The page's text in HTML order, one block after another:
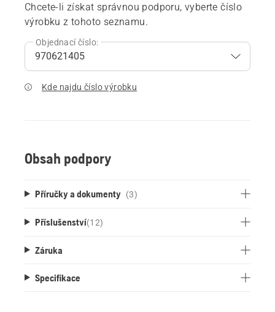
Chcete-li získat správnou podporu, vyberte číslo
výrobku z tohoto seznamu.
Objednací číslo:
Kde najdu číslo výrobku
Obsah podpory
Příručky a dokumenty (3)
Příslušenství(12)
Záruka
Specifikace